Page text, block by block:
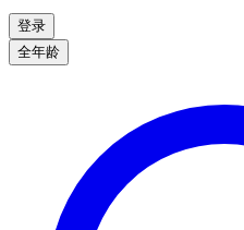
登录
全年龄